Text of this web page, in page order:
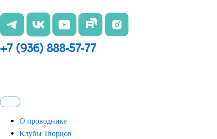
к
содержимому
+7 (936) 888-57-77
О проводнике
Клубы Творцов